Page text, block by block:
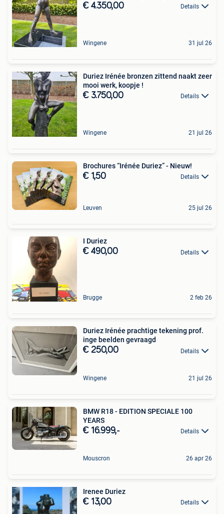
€ 4.350,00 Details
Wingene 31 jul 26
Duriez Irénée bronzen zittend naakt zeer
mooi werk, koopje !
€ 3.750,00 Details
Wingene 21 jul 26
Brochures “Irénée Duriez” - Nieuw!
€ 1,50 Details
Leuven 25 jul 26
I Duriez
€ 490,00 Details
Brugge 2 feb 26
Duriez Irénée prachtige tekening prof.
inge beelden gevraagd
€ 250,00 Details
Wingene 21 jul 26
BMW R18 - EDITION SPECIALE 100
YEARS
€ 16.999,- Details
Mouscron 26 apr 26
Irenee Duriez
€ 13,00 Details